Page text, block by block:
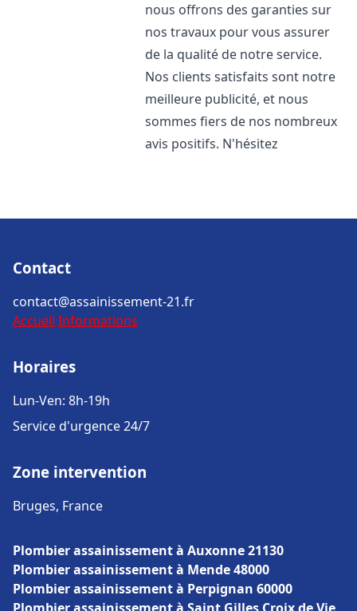
nous offrons des garanties sur
nos travaux pour vous assurer
de la qualité de notre service.
Nos clients satisfaits sont notre
meilleure publicité, et nous
sommes fiers de nos nombreux
avis positifs. N'hésitez
Contact
contact@assainissement-21.fr
Accueil Informations
Horaires
Lun-Ven: 8h-19h
Service d'urgence 24/7
Zone intervention
Bruges, France
Plombier assainissement à Auxonne 21130
Plombier assainissement à Mende 48000
Plombier assainissement à Perpignan 60000